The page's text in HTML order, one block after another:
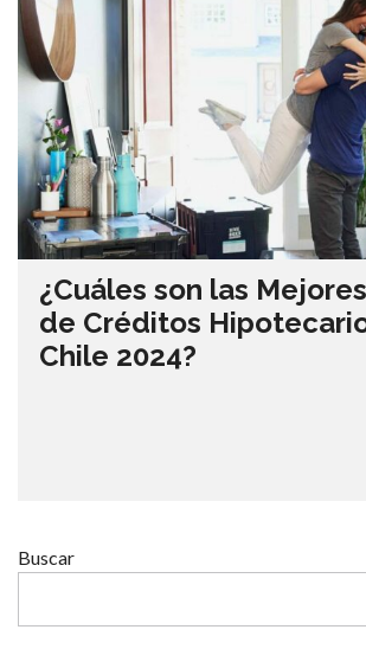
¿Cuáles son las
de Créditos
Chile 2024?
Buscar